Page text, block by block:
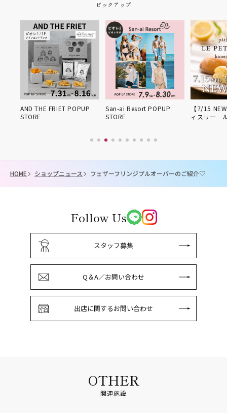
ピックアップ
AND THE FRIET POPUP
STORE
San-ai Resort POPUP
STORE
【7/15
ィスリー
HOME ショップニュース フェザーフリンジプルオーバーのご紹介♡
Follow Us
スタッフ募集
Q＆A／お問い合わせ
出店に関するお問い合わせ
OTHER
関連施設